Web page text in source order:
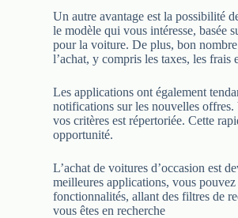
Un autre avantage est la possibilité
le modèle qui vous intéresse, basée
pour la voiture. De plus, bon
l’achat, y compris les taxes, les frais
Les applications ont également
notifications sur les nouvelles
vos critères est répertoriée. Cette
opportunité.
L’achat de voitures d’occasion est
meilleures applications, vous
fonctionnalités, allant des filtres de
vous êtes en recherche